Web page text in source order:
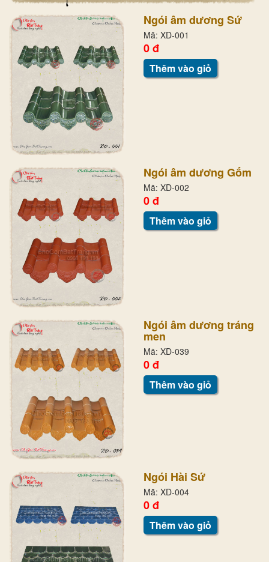
Ngói âm dương Sứ
Mã: XD-001
0 đ
Thêm vào giỏ
Ngói âm dương Gốm
Mã: XD-002
0 đ
Thêm vào giỏ
Ngói âm dương tráng
men
Mã: XD-039
0 đ
Thêm vào giỏ
Ngói Hài Sứ
Mã: XD-004
0 đ
Thêm vào giỏ